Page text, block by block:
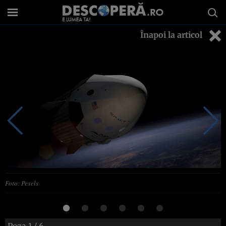
Înapoi la articol
Foto: Pexels